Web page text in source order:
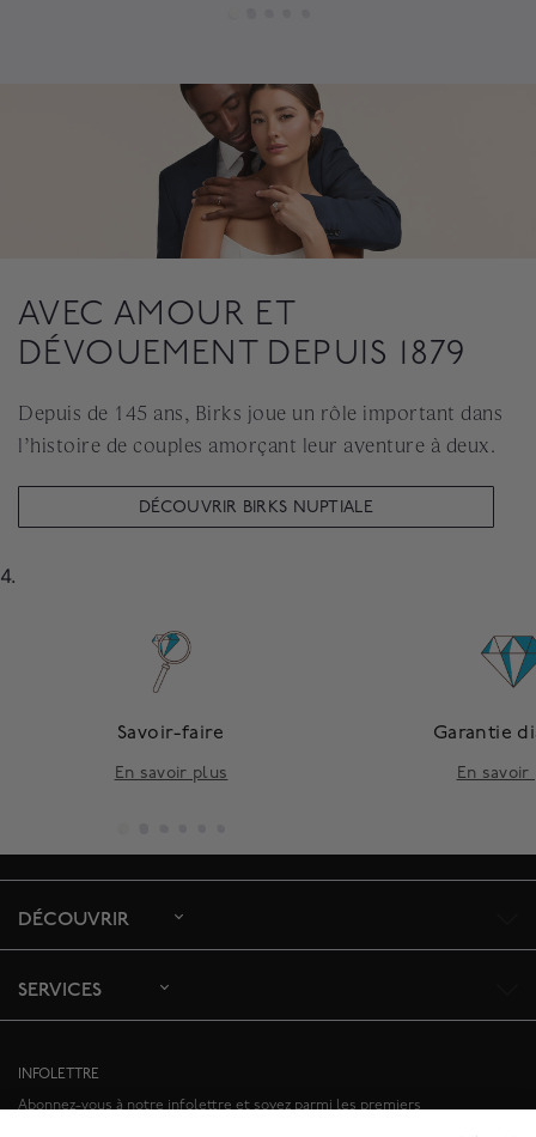
AVEC AMOUR ET
DÉVOUEMENT DEPUIS 1879
Depuis de 145 ans, Birks joue un rôle important dans
l’histoire de couples amorçant leur aventure à deux.
DÉCOUVRIR BIRKS NUPTIALE
4.
Savoir-faire
En savoir plus
Garantie
En
DÉCOUVRIR
SERVICES
INFOLETTRE
Abonnez-vous à notre infolettre et soyez parmi les premiers